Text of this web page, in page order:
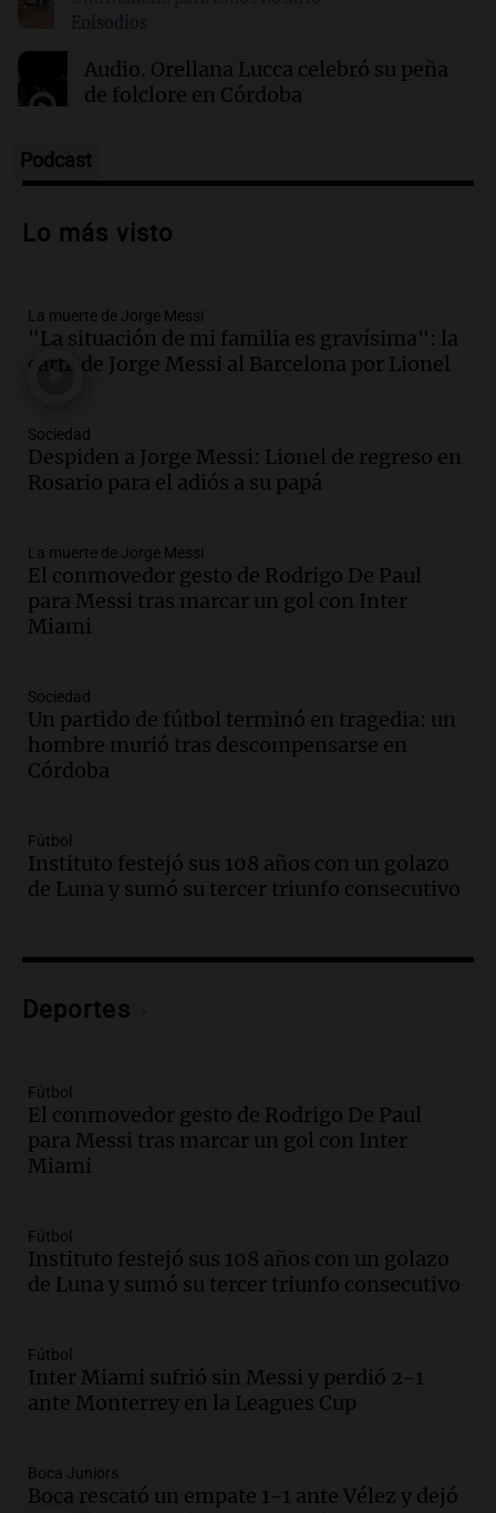
01:29 Mundo
El lago Mead alcanza su nivel más bajo en 90
años, evidenciando la crisis hídrica en EE.UU.
Episodios
Audio. Orellana Lucca celebró su peña
de folclore en Córdoba
Audio.Trágico accidente en Mendoza:
vehículos desde un puente
Audio.Tragedia en Mendoza: un muerto
y cinco heridos tras caer dos autos desde
un puente
Audio.Messi llegará esta noche a
Rosario para acompañar a su familia
Episodios
Audio.Ley de Propiedad Privada: el revés
en el Congreso expuso una debilidad
comunicacional del Gobierno
Episodios
Audio.Casabindo se prepara para una
celebración única: 30.000 turistas y el
tradicional Toreo de la Vincha
Audio.Borges, abogada de Pourrain:
"Tres hombres se lo llevaron para
hacerle preguntas y nunca regresó"
Episodios
metros del río Suquía y retiraron hasta
Episodios
Audio.La historia de la servilleta que
firmó Jorge Messi para el primer
contrato de Leo con Barcelona
Audio.Joan Gaspart: "Sin Jorge, no sé si
Messi hubiera llegado adonde llegó"
Audio.El orgullo y el sueño argentino de
Jorge Messi en una entrevista con Rony
Episodios
Podcast
Lo más visto
La muerte de Jorge Messi
"La situación de mi familia es gravísima": la
carta de Jorge Messi al Barcelona por Lionel
Sociedad
Despiden a Jorge Messi: Lionel de regreso en
Rosario para el adiós a su papá
La muerte de Jorge Messi
El conmovedor gesto de Rodrigo De Paul
para Messi tras marcar un gol con Inter
Miami
Sociedad
Un partido de fútbol terminó en tragedia: un
hombre murió tras descompensarse en
Córdoba
Fútbol
Instituto festejó sus 108 años con un golazo
de Luna y sumó su tercer triunfo consecutivo
Deportes
Fútbol
El conmovedor gesto de Rodrigo De Paul
para Messi tras marcar un gol con Inter
Miami
Fútbol
Instituto festejó sus 108 años con un golazo
de Luna y sumó su tercer triunfo consecutivo
Fútbol
Inter Miami sufrió sin Messi y perdió 2-1
ante Monterrey en la Leagues Cup
Boca Juniors
Boca rescató un empate 1-1 ante Vélez y dejó